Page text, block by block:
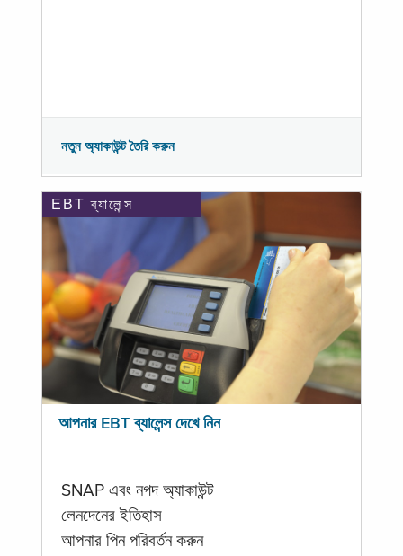
নতুন অ্যাকাউন্ট তৈরি করুন
EBT ব্যালেন্স
আপনার EBT ব্যালেন্স দেখে নিন
SNAP এবং নগদ অ্যাকাউন্ট
লেনদেনের ইতিহাস
আপনার পিন পরিবর্তন করুন